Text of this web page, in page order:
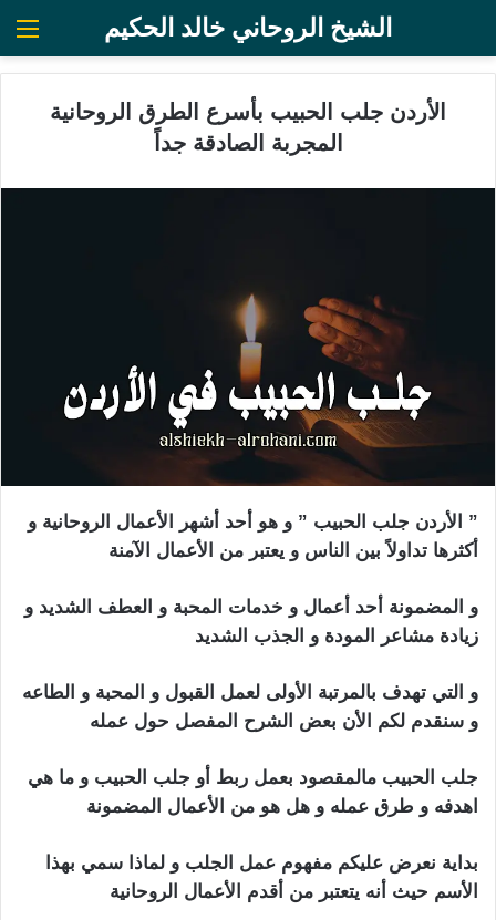
الشيخ الروحاني خالد الحكيم
الأردن جلب الحبيب بأسرع الطرق الروحانية
المجربة الصادقة جداً
” الأردن جلب الحبيب ” و هو أحد أشهر الأعمال الروحانية و
أكثرها تداولاً بين الناس و يعتبر من الأعمال الآمنة
و المضمونة أحد أعمال و خدمات المحبة و العطف الشديد و
زيادة مشاعر المودة و الجذب الشديد
و التي تهدف بالمرتبة الأولى لعمل القبول و المحبة و الطاعه
و سنقدم لكم الأن بعض الشرح المفصل حول عمله
جلب الحبيب مالمقصود بعمل ربط أو جلب الحبيب و ما هي
اهدفه و طرق عمله و هل هو من الأعمال المضمونة
بداية نعرض عليكم مفهوم عمل الجلب و لماذا سمي بهذا
الأسم حيث أنه يتعتبر من أقدم الأعمال الروحانية